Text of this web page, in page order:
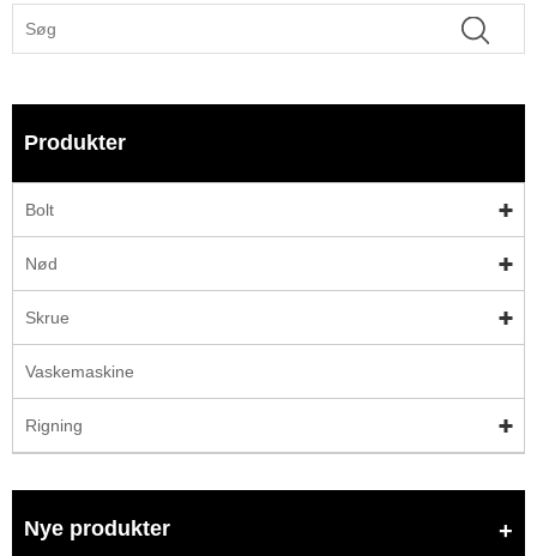
Produkter
Bolt
Nød
Skrue
Vaskemaskine
Rigning
Nye produkter